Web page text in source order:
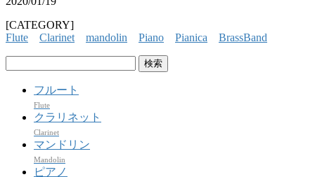
[CATEGORY]
Flute
Clarinet mandolin Piano Pianica
BrassBand
フルート
Flute
クラリネット
Clarinet
マンドリン
Mandolin
ピアノ